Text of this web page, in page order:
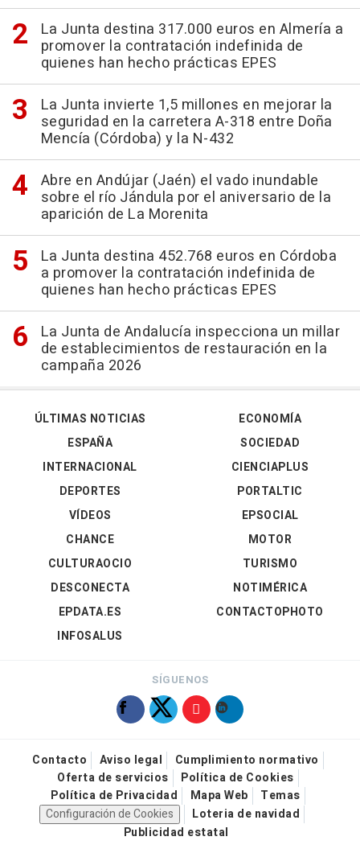
La Junta destina 317.000 euros en Almería a
promover la contratación indefinida de
quienes han hecho prácticas EPES
La Junta invierte 1,5 millones en mejorar la
seguridad en la carretera A-318 entre Doña
Mencía (Córdoba) y la N-432
Abre en Andújar (Jaén) el vado inundable
sobre el río Jándula por el aniversario de la
aparición de La Morenita
La Junta destina 452.768 euros en Córdoba
a promover la contratación indefinida de
quienes han hecho prácticas EPES
La Junta de Andalucía inspecciona un millar
de establecimientos de restauración en la
campaña 2026
ÚLTIMAS NOTICIAS
ESPAÑA
INTERNACIONAL
DEPORTES
VÍDEOS
ECONOMÍA
SOCIEDAD
CIENCIAPLUS
PORTALTIC
EPSOCIAL
CHANCE
CULTURAOCIO
DESCONECTA
EPDATA.ES
INFOSALUS
MOTOR
TURISMO
NOTIMÉRICA
CONTACTOPHOTO
SÍGUENOS
Contacto Aviso legal
Cumplimiento normativo
Oferta de servicios
Política de Cookies
Política de Privacidad
Mapa Web
Temas
Configuración de Cookies
Loteria de navidad
Publicidad estatal